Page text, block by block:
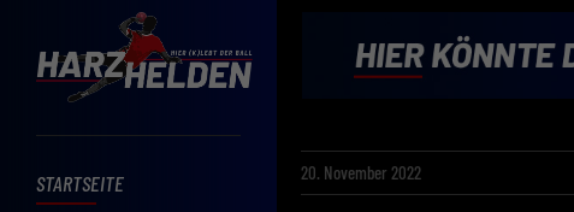
STARTSEITE 20. November 2022